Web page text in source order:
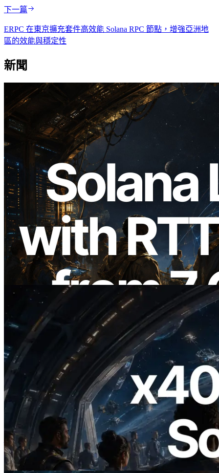
下一篇
ERPC 在東京擴充套件高效能 Solana RPC 節點，增強亞洲地
區的效能與穩定性
新聞
2026.08.05
ERPC 擴展 Solana Leader Slot API：新
增全球 7 個區域的 Ping 測量 —
Validators Information API 同步上線
2026.07.04
ERPC 發布支援 x402 支付的 Solana RPC
— AI Agent 按需為 API 付款的時代開啟
閱讀本文